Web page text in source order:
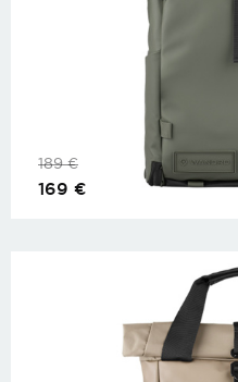
189€
169 €